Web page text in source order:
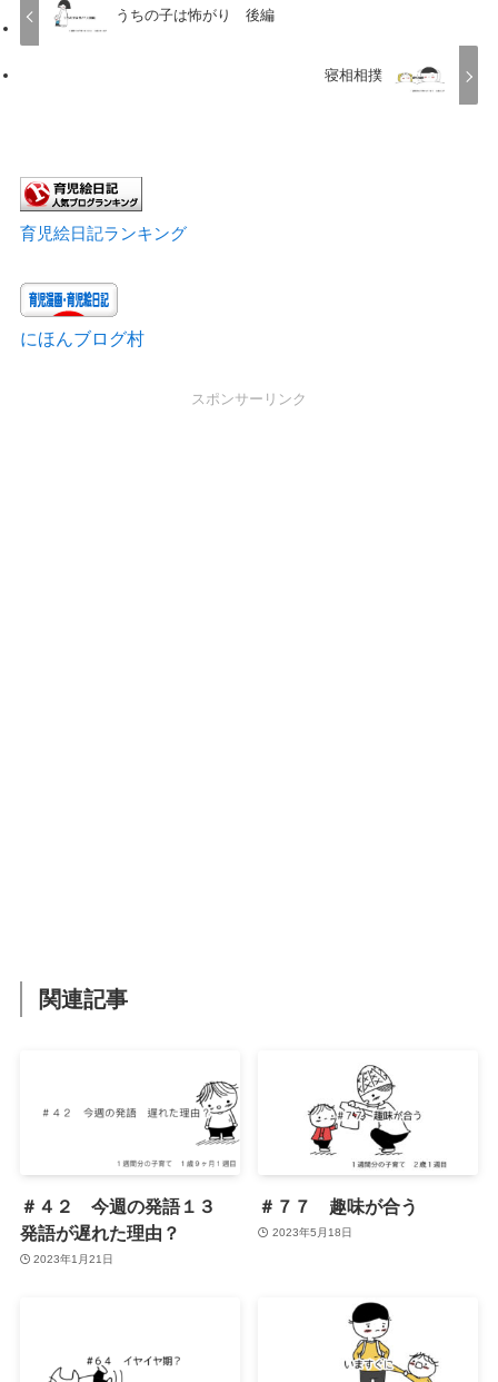
うちの子は怖がり 後編
寝相相撲
育児絵日記ランキング
にほんブログ村
スポンサーリンク
関連記事
＃４２ 今週の発語１３
発語が遅れた理由？
2023年1月21日
＃７７ 趣味が合う
2023年5月18日